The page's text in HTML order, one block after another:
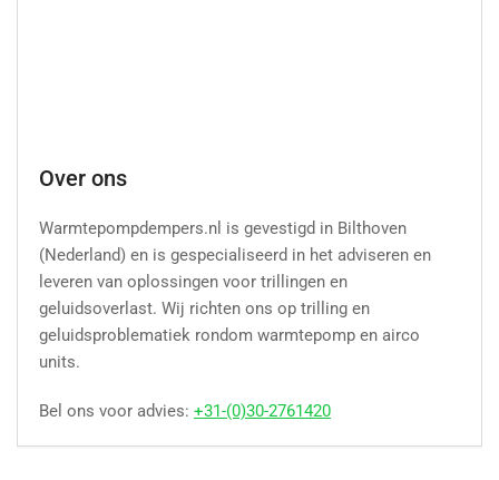
Over ons
Warmtepompdempers.nl is gevestigd in Bilthoven
(Nederland) en is gespecialiseerd in het adviseren en
leveren van oplossingen voor trillingen en
geluidsoverlast. Wij richten ons op trilling en
geluidsproblematiek rondom warmtepomp en airco
units.
Bel ons voor advies: +31-(0)30-2761420